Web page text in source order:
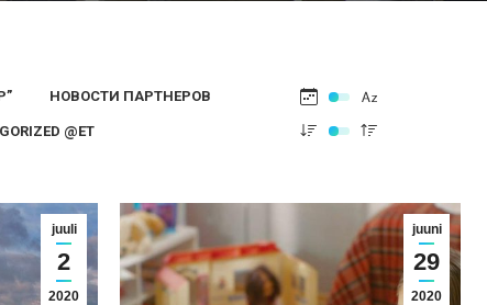
НОВОСТИ ПАРТНЕРОВ
@ET
juuli
2
2020
juuni
29
2020